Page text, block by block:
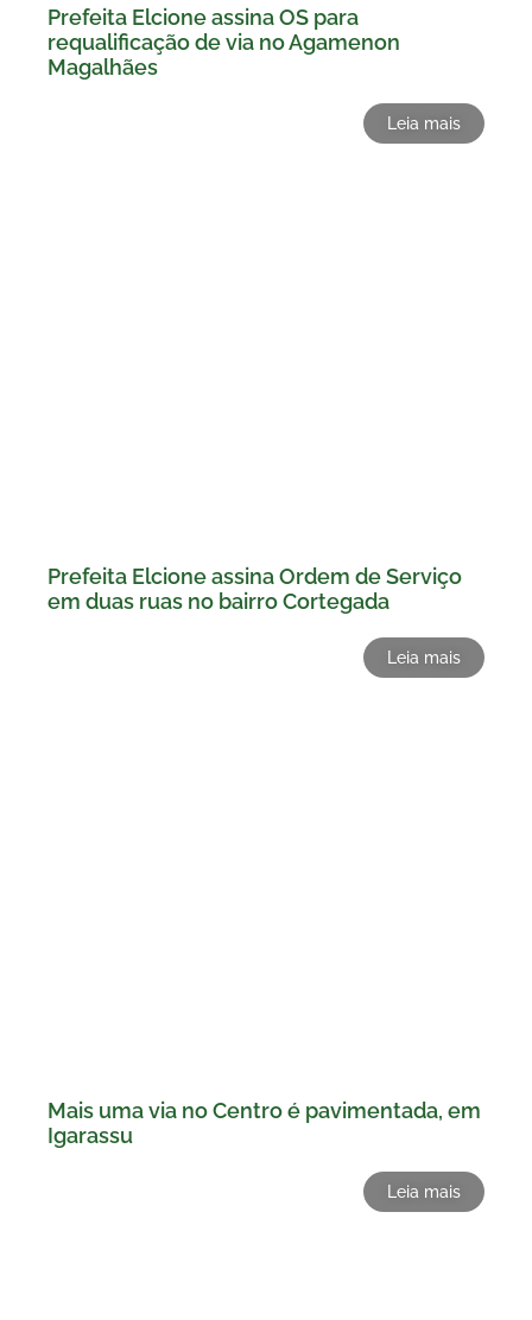
Prefeita Elcione assina OS para
requalificação de via no Agamenon
Magalhães
Leia mais
Prefeita Elcione assina Ordem de Serviço
em duas ruas no bairro Cortegada
Leia mais
Mais uma via no Centro é pavimentada, em
Igarassu
Leia mais